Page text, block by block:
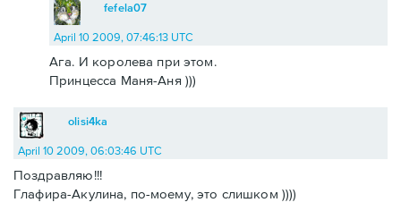
fefela07
April 10 2009, 07:46:13 UTC
Ага. И королева при этом.
Принцесса Маня-Аня )))
olisi4ka
April 10 2009, 06:03:46 UTC
Поздравляю!!!
Глафира-Акулина, по-моему, это слишком ))))